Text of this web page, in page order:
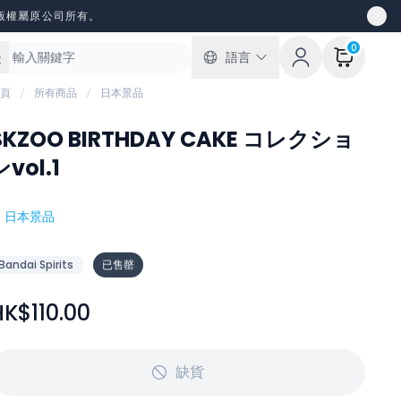
屬原公司所有。
語言
0
所有商品 日本景品
BIRTHDAY CAKE コレクショ
vol.1
日本景品
Spirits 已售罄
缺貨